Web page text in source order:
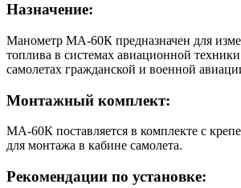
Назначение:
Манометр МА-60К предназначен для
топлива в системах авиационной
самолетах гражданской и военной
Монтажный комплект:
МА-60К поставляется в комплекте с
для монтажа в кабине самолета.
Рекомендации по установке: